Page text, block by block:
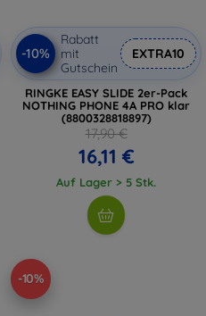
-10%
Rabatt
mit
Gutschein
EXTRA10
RINGKE EASY SLIDE 2er-Pack
NOTHING PHONE 4A PRO klar
(8800328818897)
17,90 €
16,11 €
Auf Lager > 5 Stk.
-10%